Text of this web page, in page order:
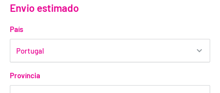
Envio estimado
País
Província